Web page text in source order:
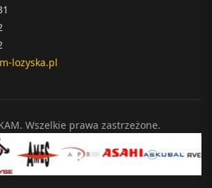
lozyska.pl
Wszelkie prawa zastrzeżone.